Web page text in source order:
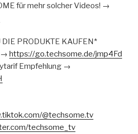
für mehr solcher Videos! →
PRODUKTE KAUFEN*
→ https://go.techsome.de/jmp4Fd
Empfehlung →
@techsome.tv
techsome_tv